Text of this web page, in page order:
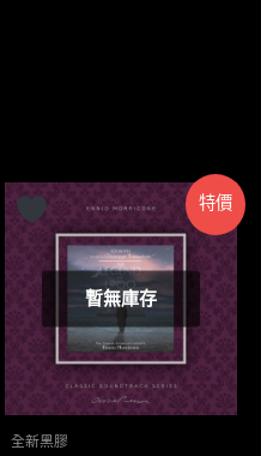
特價
暫無庫存
全新黑膠